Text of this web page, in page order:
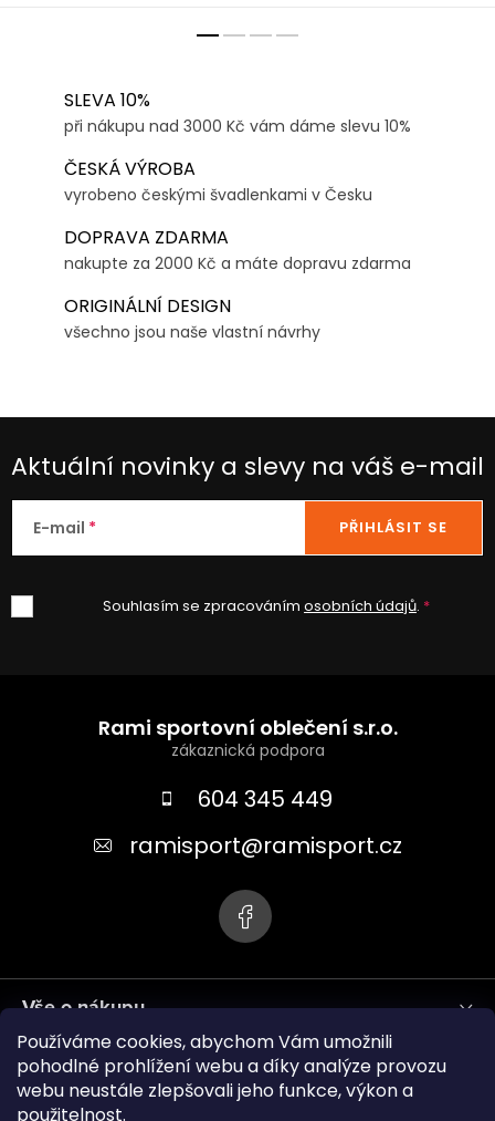
Používáme cookies, abychom Vám umožnili
pohodlné prohlížení webu a díky analýze provozu
webu neustále zlepšovali jeho funkce, výkon a
použitelnost.
SLEVA 10%
při nákupu nad 3000 Kč vám dáme slevu 10%
ČESKÁ VÝROBA
vyrobeno českými švadlenkami v Česku
DOPRAVA ZDARMA
nakupte za 2000 Kč a máte dopravu zdarma
ORIGINÁLNÍ DESIGN
všechno jsou naše vlastní návrhy
Aktuální novinky a slevy na váš e-mail
E-mail
Souhlasím se zpracováním osobních údajů.
PŘIHLÁSIT SE
Rami sportovní oblečení s.r.o.
604 345 449
ramisport@ramisport.cz
Vše o nákupu
Informace pro vás